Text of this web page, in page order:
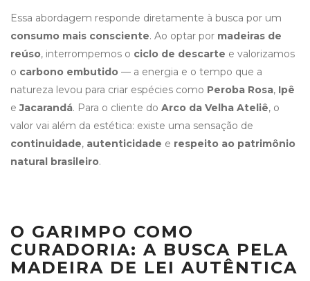
Essa abordagem responde diretamente à busca por um
consumo mais consciente. Ao optar por madeiras de
reúso, interrompemos o ciclo de descarte e valorizamos
o carbono embutido — a energia e o tempo que a
natureza levou para criar espécies como Peroba Rosa, Ipê
eJacarandá. Para o cliente do Arco da Velha Ateliê, o
valor vai além da estética: existe uma sensação de
continuidade, autenticidade e respeito ao patrimônio
natural brasileiro.
O GARIMPO COMO
CURADORIA: A BUSCA PELA
MADEIRA DE LEI AUTÊNTICA